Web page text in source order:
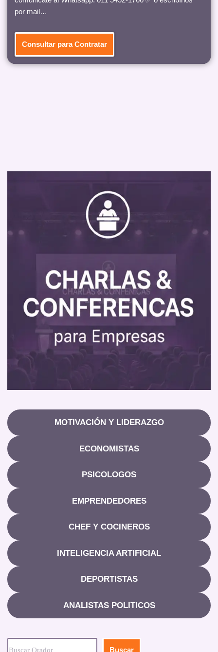
por mail…
Consultar para Contratar
MOTIVACIÓN Y LIDERAZGO
ECONOMISTAS
PSICOLOGOS
EMPRENDEDORES
CHEF Y COCINEROS
INTELIGENCIA ARTIFICIAL
DEPORTISTAS
ANALISTAS POLITICOS
Buscar